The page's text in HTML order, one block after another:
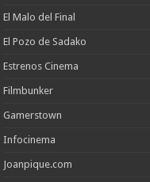
El Malo del Final
El Pozo de Sadako
Estrenos Cinema
Filmbunker
Gamerstown
Infocinema
Joanpique.com